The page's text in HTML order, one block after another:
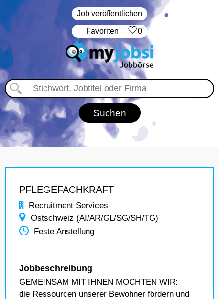
Job veröffentlichen
‏Favoriten 0
PFLEGEFACHKRAFT
Recruitment Services
Ostschweiz (AI/AR/GL/SG/SH/TG)
Feste Anstellung
Jobbeschreibung
GEMEINSAM MIT IHNEN MÖCHTEN WIR:
die Ressourcen unserer Bewohner fördern und